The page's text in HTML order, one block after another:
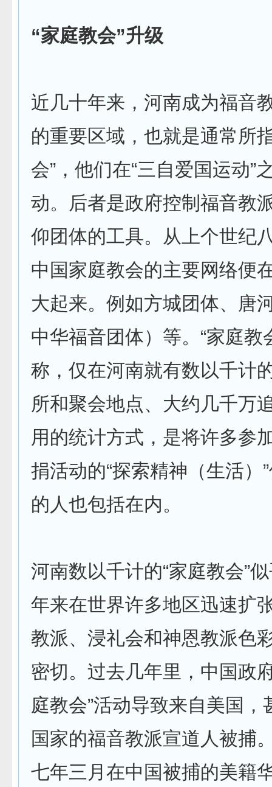
“家庭教会”升级
近几十年来，河南成为福音
的重要区域，也就是通常所
会”，他们在“三自爱国运动”
动。后者是政府控制福音教
仰团体的工具。从上个世纪
中国家庭教会的主要网络便
大起来。例如方城团体、唐
中华福音团体）等。“家庭教
称，仅在河南就有数以千计
所和聚会地点、大约几千万
用的统计方式，是将许多参
捐活动的“探索精神（生活）
的人也包括在内。
河南数以千计的“家庭教会”
年来在世界许多地区迅速扩
教派、浸礼会和神恩教派色
密切。过去几年里，中国政
庭教会”活动导致来自美国，
国家的福音教派宣道人被捕
七年三月在中国被捕的美籍